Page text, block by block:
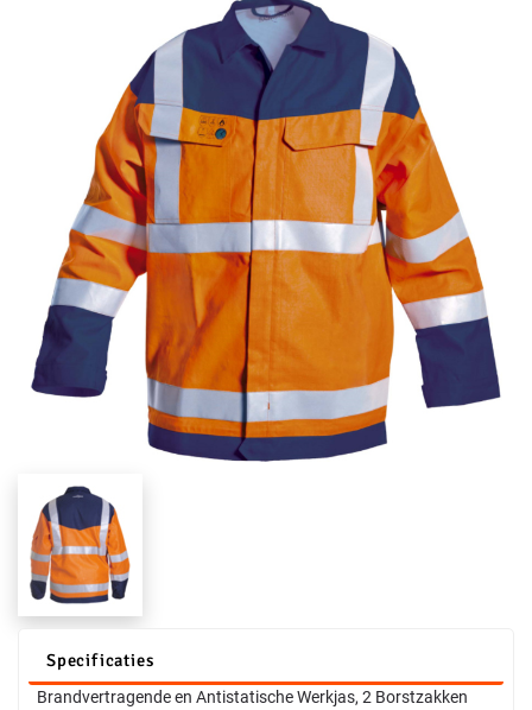
Specificaties
Brandvertragende en Antistatische Werkjas, 2 Borstzakken